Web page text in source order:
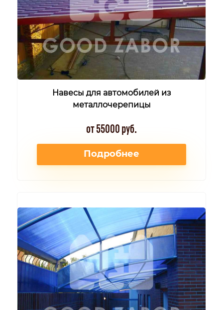
Навесы для автомобилей из
металлочерепицы
от 55000 руб.
Подробнее